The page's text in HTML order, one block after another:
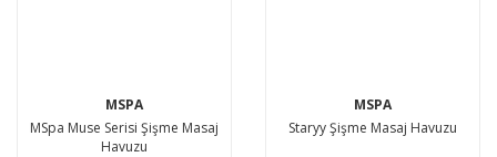
MSPA
MSpa Muse Serisi Şişme Masaj
Havuzu
MSPA
Staryy Şişme Masaj Havuzu